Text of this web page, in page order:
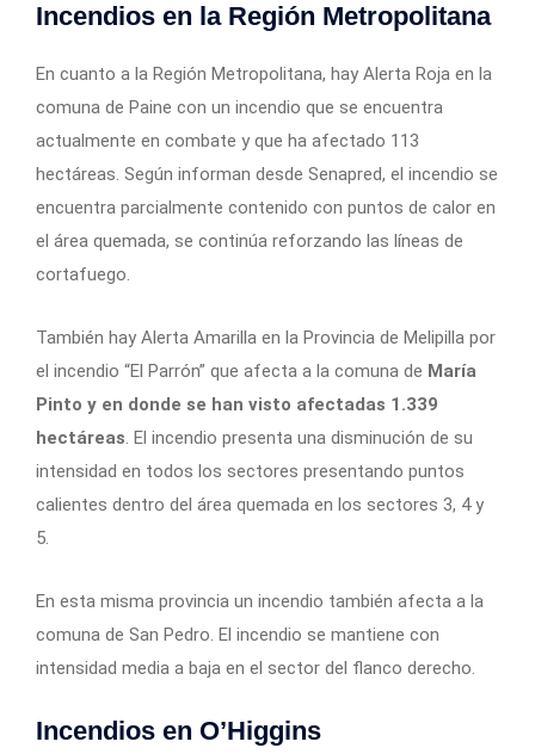
Incendios en la Región Metropolitana
En cuanto a la Región Metropolitana, hay Alerta Roja en la
comuna de Paine con un incendio que se encuentra
actualmente en combate y que ha afectado 113
hectáreas. Según informan desde Senapred, el incendio se
encuentra parcialmente contenido con puntos de calor en
el área quemada, se continúa reforzando las líneas de
cortafuego.
También hay Alerta Amarilla en la Provincia de Melipilla por
el incendio “El Parrón” que afecta a la comuna de María
Pinto y en donde se han visto afectadas 1.339
hectáreas. El incendio presenta una disminución de su
intensidad en todos los sectores presentando puntos
calientes dentro del área quemada en los sectores 3, 4 y
5.
En esta misma provincia un incendio también afecta a la
comuna de San Pedro. El incendio se mantiene con
intensidad media a baja en el sector del flanco derecho.
Incendios en O’Higgins